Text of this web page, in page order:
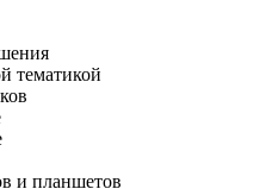
тематикой
и планшетов